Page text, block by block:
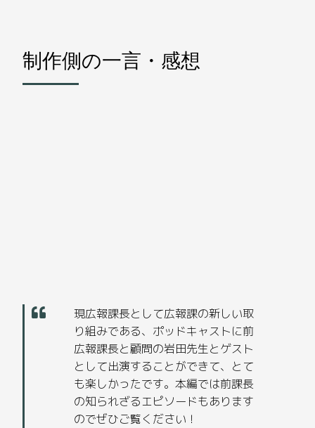
制作側の一言・感想
現広報課長として広報課の新しい取
り組みである、ポッドキャストに前
広報課長と顧問の岩田先生とゲスト
として出演することができて、とて
も楽しかったです。本編では前課長
の知られざるエピソードもあります
のでぜひご覧ください！